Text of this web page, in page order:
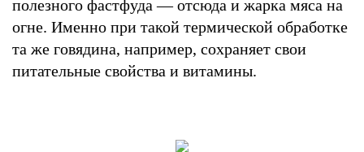
полезного фастфуда — отсюда и жарка мяса на
огне. Именно при такой термической обработке
та же говядина, например, сохраняет свои
питательные свойства и витамины.